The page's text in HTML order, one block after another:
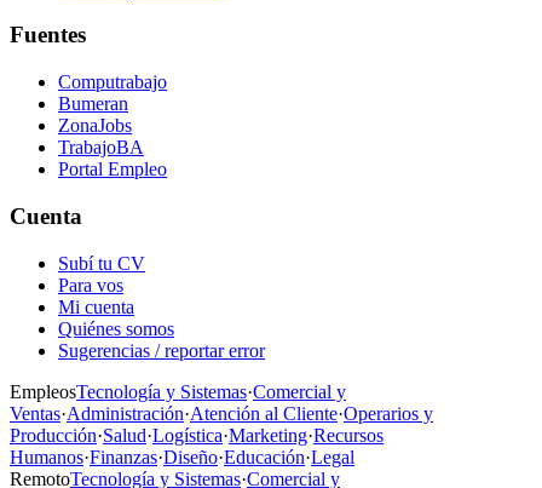
Fuentes
Computrabajo
Bumeran
ZonaJobs
TrabajoBA
Portal Empleo
Cuenta
Subí tu CV
Para vos
Mi cuenta
Quiénes somos
Sugerencias / reportar error
EmpleosTecnología y Sistemas·Comercial y
Ventas·Administración·Atención al Cliente·Operarios y
Producción·Salud·Logística·Marketing·Recursos
Humanos·Finanzas·Diseño·Educación·Legal
RemotoTecnología y Sistemas·Comercial y